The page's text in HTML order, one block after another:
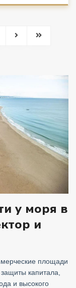
у моря в
и
площади
капитала,
и высокого